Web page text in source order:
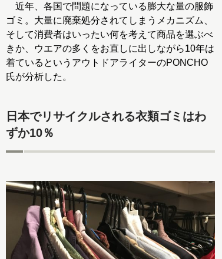
近年、各国で問題になっている膨大な量の服飾
ゴミ。大量に廃棄処分されてしまうメカニズム、
そして消費者はいったい何を考えて商品を選ぶべ
きか、ウエアの多くをお直しに出しながら10年は
着ているというアウトドアライターのPONCHO
氏が分析した。
日本でリサイクルされる衣類ゴミはわ
ずか10％